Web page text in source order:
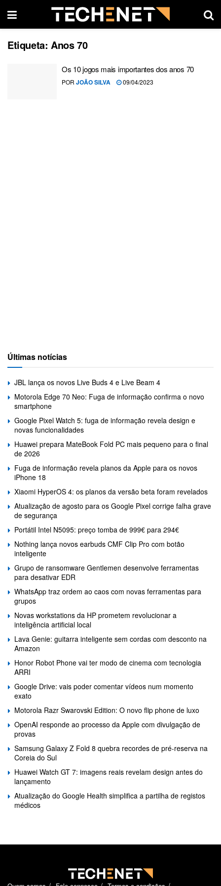
Etiqueta: Anos 70
Os 10 jogos mais importantes dos anos 70
POR JOÃO SILVA 09/04/2023
Últimas notícias
JBL lança os novos Live Buds 4 e Live Beam 4
Motorola Edge 70 Neo: Fuga de informação confirma o novo
smartphone
Google Pixel Watch 5: fuga de informação revela design e
novas funcionalidades
Huawei prepara MateBook Fold PC mais pequeno para o final
de 2026
Fuga de informação revela planos da Apple para os novos
iPhone 18
Xiaomi HyperOS 4: os planos da versão beta foram revelados
Atualização de agosto para os Google Pixel corrige falha grave
de segurança
Portátil Intel N5095: preço tomba de 999€ para 294€
Nothing lança novos earbuds CMF Clip Pro com botão
inteligente
Grupo de ransomware Gentlemen desenvolve ferramentas
para desativar EDR
WhatsApp traz ordem ao caos com novas ferramentas para
grupos
Novas workstations da HP prometem revolucionar a
inteligência artificial local
Lava Genie: guitarra inteligente sem cordas com desconto na
Amazon
Honor Robot Phone vai ter modo de cinema com tecnologia
ARRI
Google Drive: vais poder comentar vídeos num momento
exato
Motorola Razr Swarovski Edition: O novo flip phone de luxo
OpenAI responde ao processo da Apple com divulgação de
provas
Samsung Galaxy Z Fold 8 quebra recordes de pré-reserva na
Coreia do Sul
Huawei Watch GT 7: imagens reais revelam design antes do
lançamento
Atualização do Google Health simplifica a partilha de registos
médicos